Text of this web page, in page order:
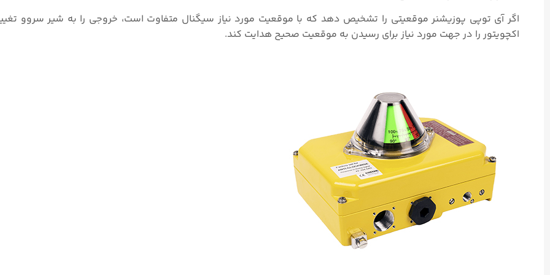
اگر آی توپی پوزیشنر موقعیتی را تشخیص دهد که با موقعیت مورد نیاز سیگنال متفاوت است، خروجی را به شیر سروو
اکچویتور را در جهت مورد نیاز برای رسیدن به موقعیت صحیح هدایت کند.